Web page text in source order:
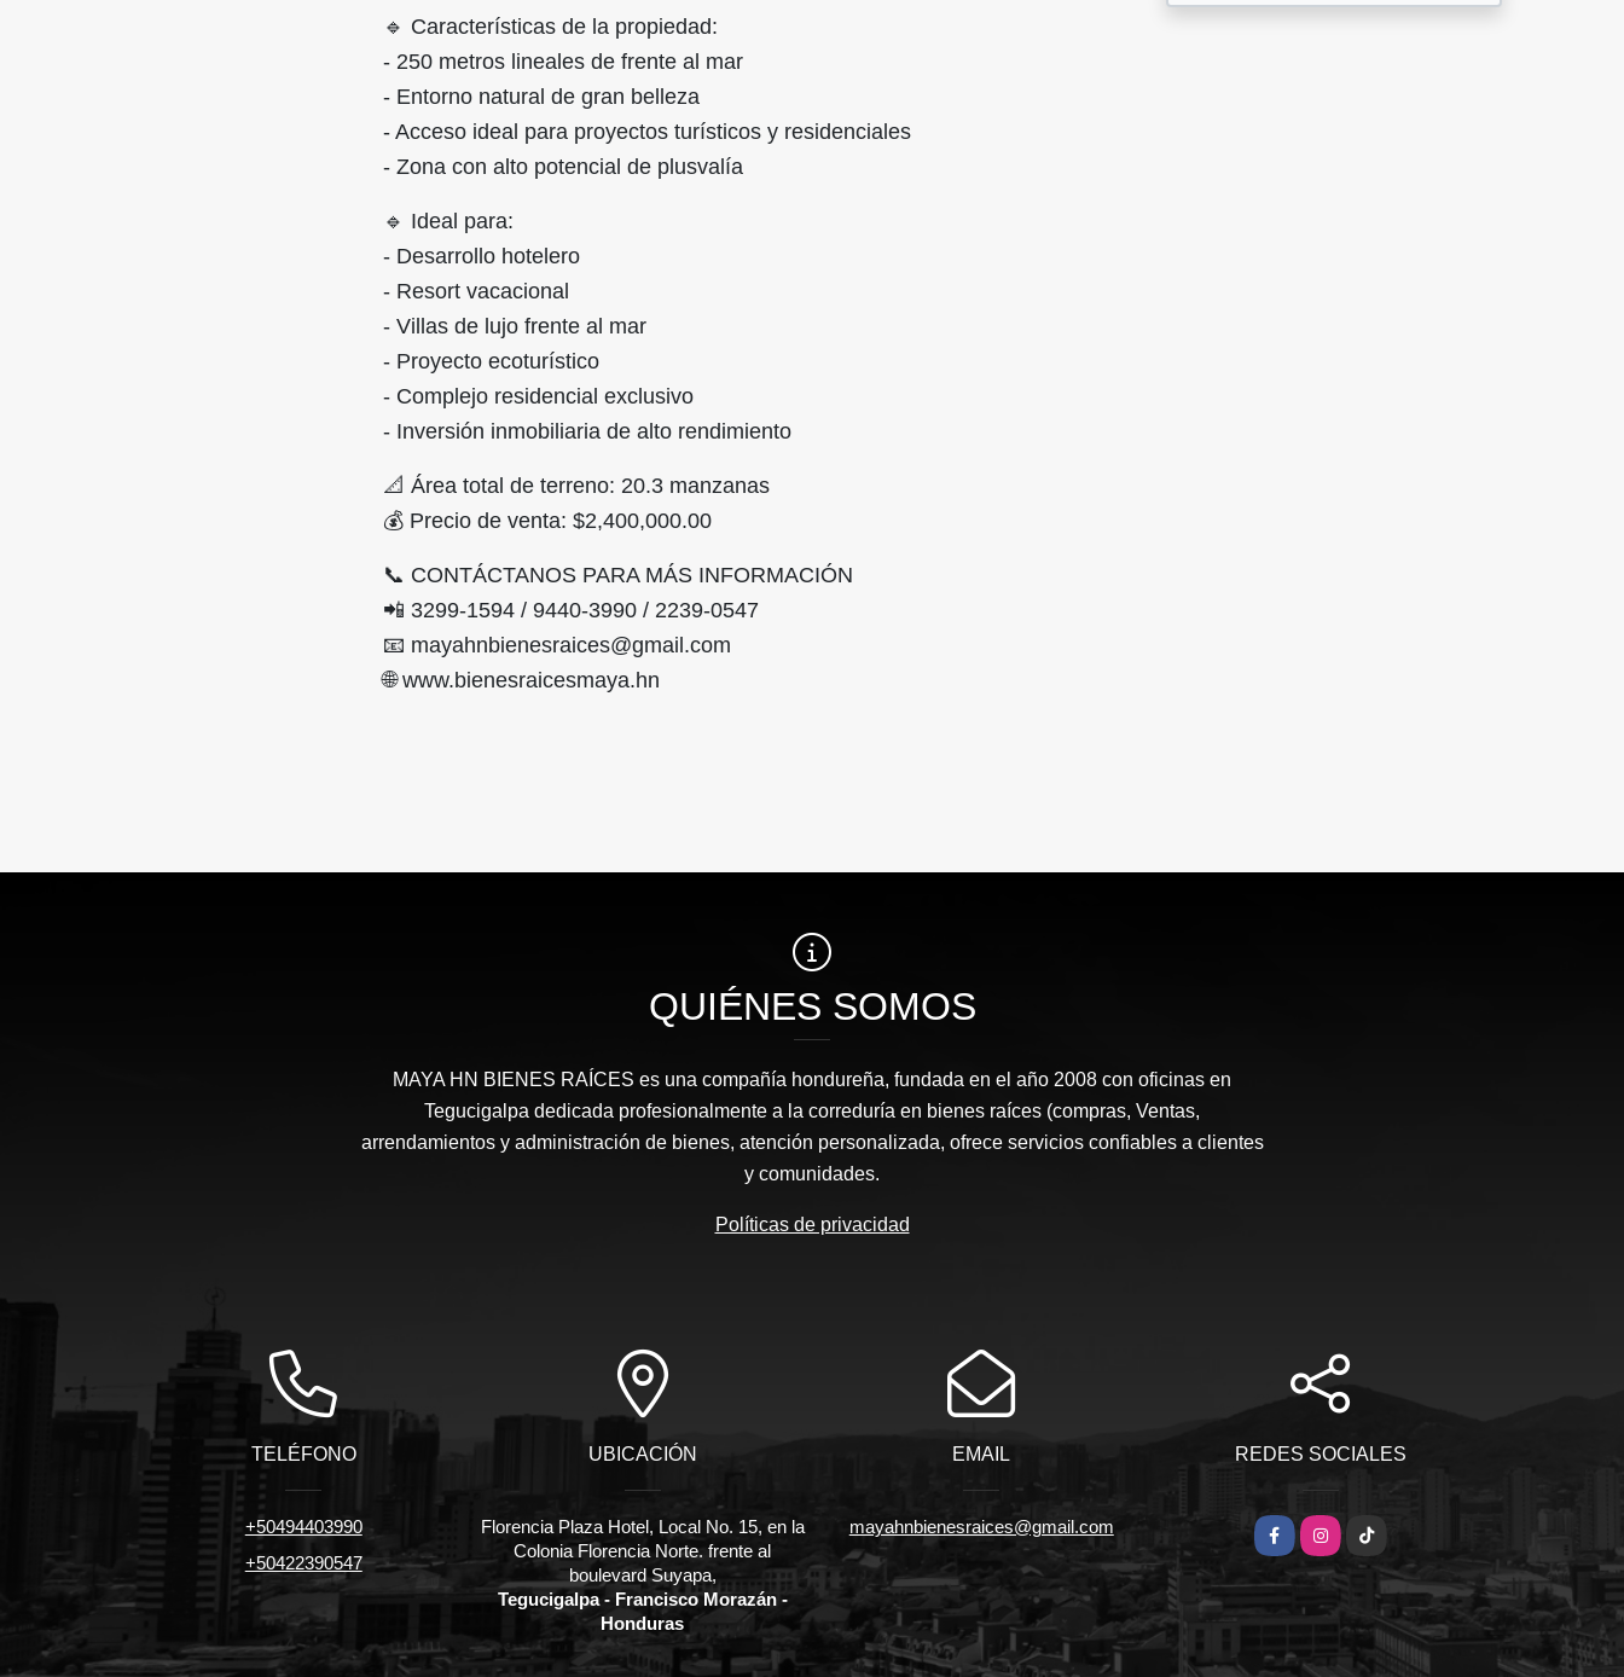
🔹 Características de la propiedad:
- 250 metros lineales de frente al mar
- Entorno natural de gran belleza
- Acceso ideal para proyectos turísticos y residenciales
- Zona con alto potencial de plusvalía
🔹 Ideal para:
- Desarrollo hotelero
- Resort vacacional
- Villas de lujo frente al mar
- Proyecto ecoturístico
- Complejo residencial exclusivo
- Inversión inmobiliaria de alto rendimiento
📐 Área total de terreno: 20.3 manzanas
💰 Precio de venta: $2,400,000.00
📞 CONTÁCTANOS PARA MÁS INFORMACIÓN
📲 3299-1594 / 9440-3990 / 2239-0547
📧 mayahnbienesraices@gmail.com
🌐 www.bienesraicesmaya.hn
QUIÉNES SOMOS
MAYA HN BIENES RAÍCES​ es una compañía hondureña, fundada en el año 2008 con oficinas en
Tegucigalpa dedicada profesionalmente a la correduría en bienes raíces (compras, Ventas,
arrendamientos y administración de bienes, atención personalizada, ofrece servicios confiables a clientes
y comunidades.
Políticas de privacidad
TELÉFONO
+50494403990
+50422390547
UBICACIÓN
Florencia Plaza Hotel, Local No. 15, en la
Colonia Florencia Norte. frente al
boulevard Suyapa,
Tegucigalpa - Francisco Morazán -
Honduras
EMAIL
mayahnbienesraices@gmail.com
REDES SOCIALES
FacebookInstagram
TikTok